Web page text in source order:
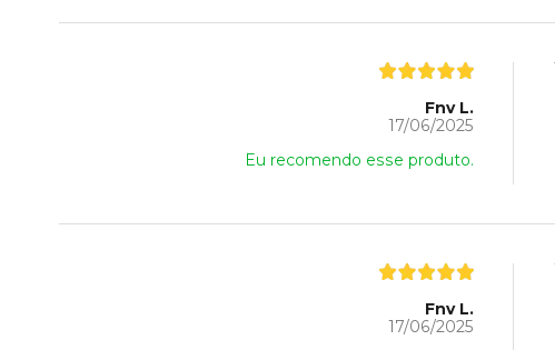
Fnv L.
17/06/2025
Eu recomendo esse produto.
Fnv L.
17/06/2025